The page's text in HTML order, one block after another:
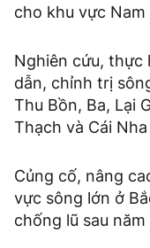
cho khu vực Nam
Nghiên cứu, thực
dẫn, chỉnh trị
Thu Bồn, Ba, Lại
Thạch và Cái
Củng cố, nâng
vực sông lớn ở
chống lũ sau